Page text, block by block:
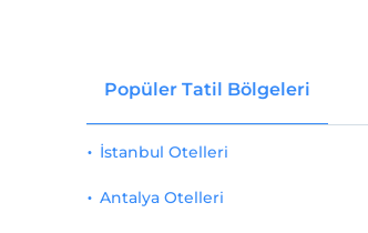
Popüler Tatil Bölgeleri
İstanbul Otelleri
Antalya Otelleri